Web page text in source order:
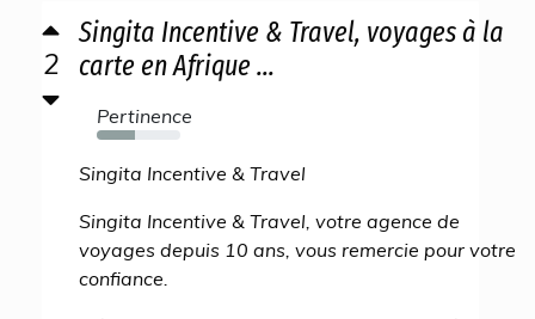
2
Singita Incentive & Travel, voyages à la
carte en Afrique ...
Pertinence
46%
Singita Incentive & Travel
Singita Incentive & Travel, votre agence de
voyages depuis 10 ans, vous remercie pour votre
confiance.